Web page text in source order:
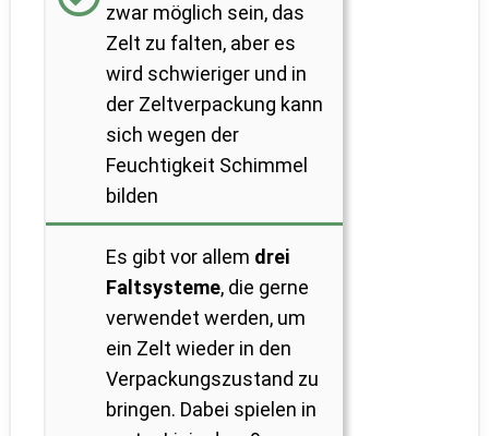
zwar möglich sein, das
Zelt zu falten, aber es
wird schwieriger und in
der Zeltverpackung kann
sich wegen der
Feuchtigkeit Schimmel
bilden
Es gibt vor allem drei
Faltsysteme, die gerne
verwendet werden, um
ein Zelt wieder in den
Verpackungszustand zu
bringen. Dabei spielen in